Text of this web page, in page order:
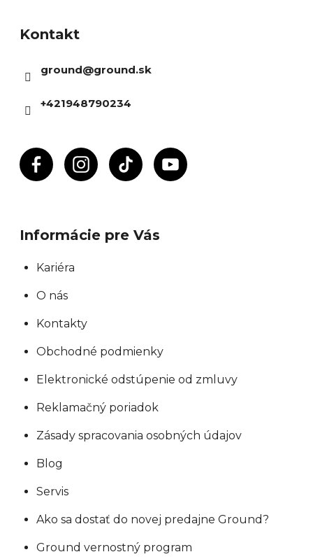
Kontakt
ground@ground.sk
+421948790234
Informácie pre Vás
Kariéra
O nás
Kontakty
Obchodné podmienky
Elektronické odstúpenie od zmluvy
Reklamačný poriadok
Zásady spracovania osobných údajov
Blog
Servis
Ako sa dostať do novej predajne Ground?
Ground vernostný program